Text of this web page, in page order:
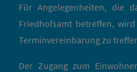
Für Angelegenheiten, die
Friedhofsamt betreffen,
Terminvereinbarung zu
Der Zugang zum